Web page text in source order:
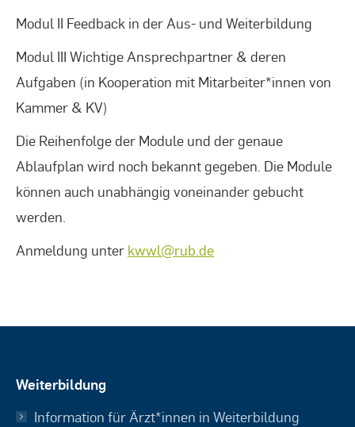
Modul II Feedback in der Aus- und Weiterbildung
Modul III Wichtige Ansprechpartner & deren
Aufgaben (in Kooperation mit Mitarbeiter*innen von
Kammer & KV)
Die Reihenfolge der Module und der genaue
Ablaufplan wird noch bekannt gegeben. Die Module
können auch unabhängig voneinander gebucht
werden.
Anmeldung unter kwwl@rub.de
Weiterbildung
Information für Ärzt*innen in Weiterbildung